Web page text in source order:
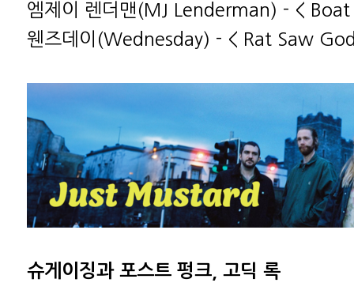
엠제이 렌더맨(MJ Lenderman) - <
웬즈데이(Wednesday) - < Rat Saw
슈게이징과 포스트 펑크, 고딕 록